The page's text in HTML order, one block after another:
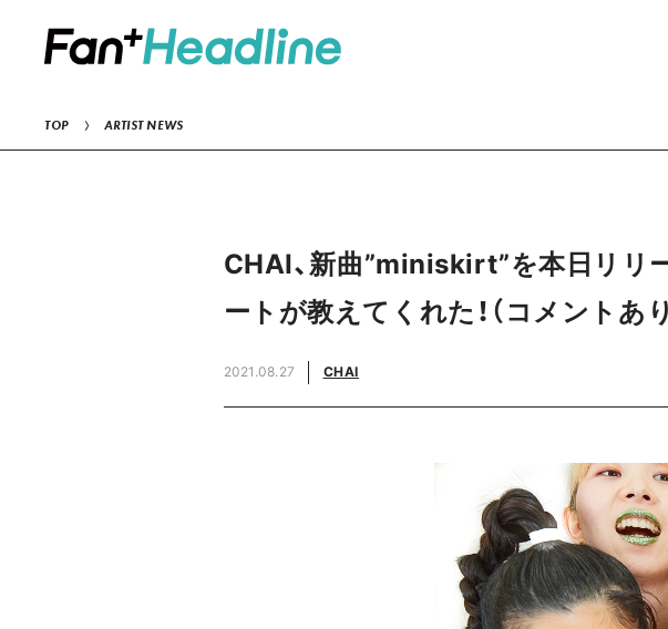
TOP ARTIST NEWS
CHAI、新曲”miniskirt”を本日リリ
ートが教えてくれた！（コメントあり
2021.08.27 CHAI